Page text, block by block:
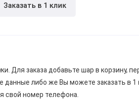
Заказать в 1 клик
Для заказа добавьте шар в корзину,
данные либо же Вы можете заказать в 1
свой номер телефона.